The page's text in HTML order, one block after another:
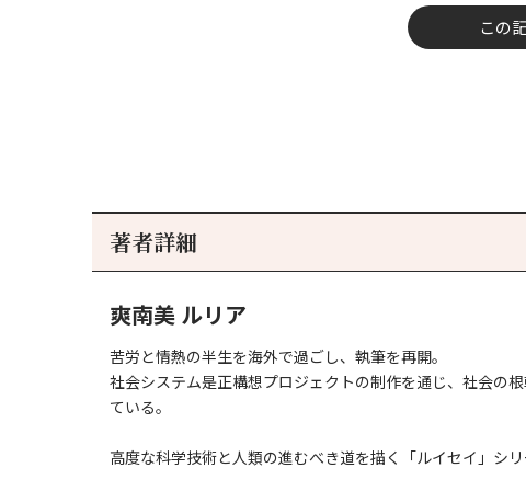
この
著者詳細
爽南美 ルリア
苦労と情熱の半生を海外で過ごし、執筆を再開。
社会システム是正構想プロジェクトの制作を通じ、社会の
ている。
高度な科学技術と人類の進むべき道を描く「ルイセイ」シリ